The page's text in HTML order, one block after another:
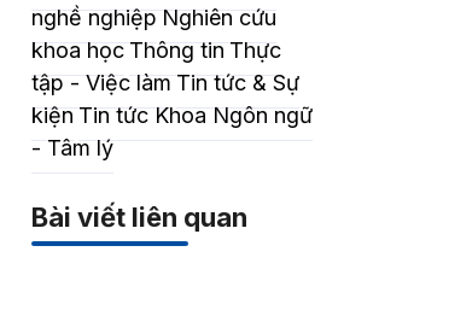
nghề nghiệpNghiên cứu
khoa họcThông tinThực
tập - Việc làmTin tức & Sự
kiệnTin tức Khoa Ngôn ngữ
- Tâm lý
Bài viết liên quan